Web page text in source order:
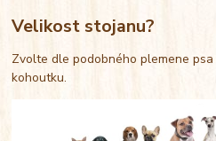
Velikost stojanu?
Zvolte dle podobného plemene
kohoutku.